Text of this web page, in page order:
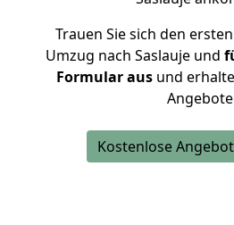
Trauen Sie sich den
Umzug nach Saslauje und
Formular ausund
Angebote
Kostenlose